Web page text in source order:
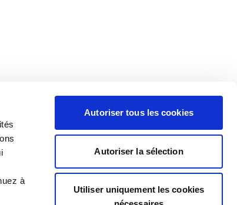
à
Autoriser tous les cookies
Autoriser la sélection
Utiliser uniquement les cookies